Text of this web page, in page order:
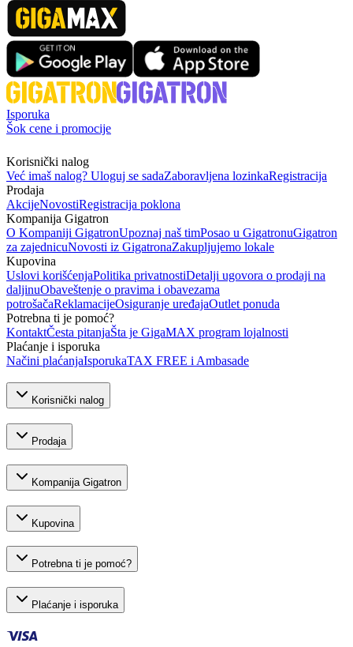
Isporuka
Šok cene i promocije
Korisnički nalog
Već imaš nalog? Uloguj se sadaZaboravljena lozinkaRegistracija
Prodaja
AkcijeNovostiRegistracija poklona
Kompanija Gigatron
O Kompaniji GigatronUpoznaj naš timPosao u GigatronuGigatron
za zajednicuNovosti iz GigatronaZakupljujemo lokale
Kupovina
Uslovi korišćenjaPolitika privatnostiDetalji ugovora o prodaji na
daljinuObaveštenje o pravima i obavezama
potrošačaReklamacijeOsiguranje uređajaOutlet ponuda
Potrebna ti je pomoć?
KontaktČesta pitanjaŠta je GigaMAX program lojalnosti
Plaćanje i isporuka
Načini plaćanjaIsporukaTAX FREE i Ambasade
Korisnički nalog
Prodaja
Kompanija Gigatron
Kupovina
Potrebna ti je pomoć?
Plaćanje i isporuka